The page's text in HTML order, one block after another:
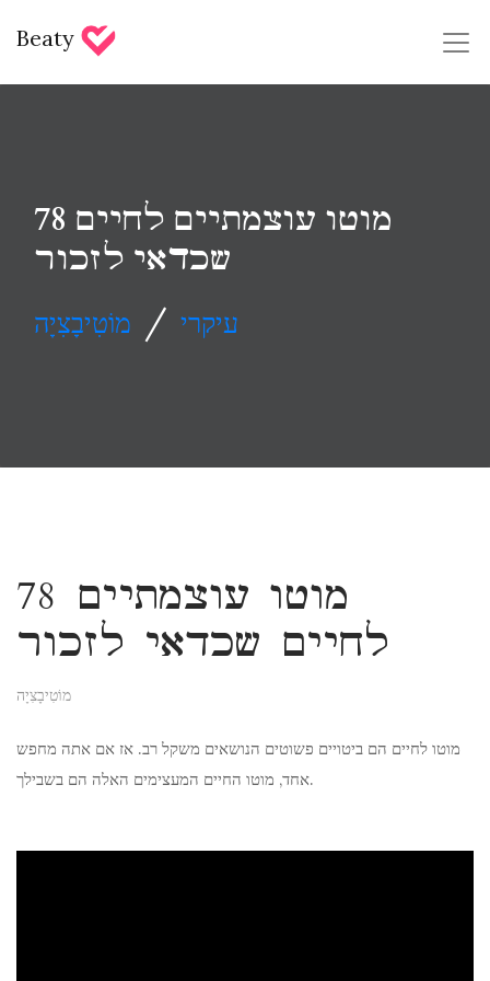
Beaty
78 מוטו עוצמתיים לחיים
שכדאי לזכור
עיקרי / מוֹטִיבָצִיָה
78 מוטו עוצמתיים
לחיים שכדאי לזכור
מוֹטִיבָצִיָה
מוטו לחיים הם ביטויים פשוטים הנושאים משקל רב. אז אם אתה מחפש
אחד, מוטו החיים המעצימים האלה הם בשבילך.